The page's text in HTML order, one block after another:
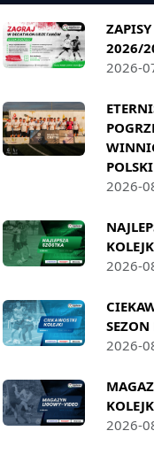
2026/
2026-
2026-
2026-
2026-
2026-